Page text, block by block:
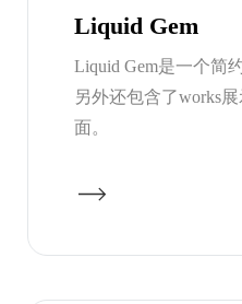
Liquid Gem
Liquid Gem是一个简
另外还包含了works
面。